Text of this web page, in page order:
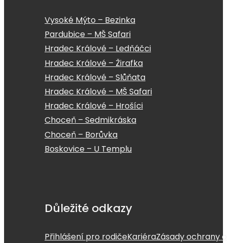
Vysoké Mýto – Bezinka
Pardubice – MŠ Safari
Hradec Králové – Ledňáčci
Hradec Králové – Žirafka
Hradec Králové – Slůňata
Hradec Králové – MŠ Safari
Hradec Králové – Hrošíci
Choceň – Sedmikráska
Choceň – Borůvka
Boskovice – U Templu
Důležité odkazy
Přihlášení pro rodičeKariéraZásady ochrany